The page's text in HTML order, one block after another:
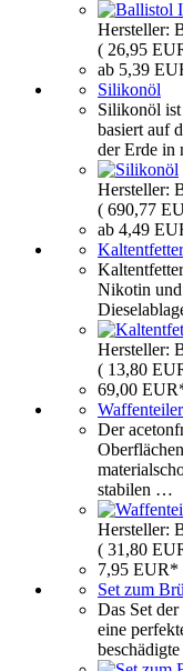
Hersteller:
( 26,95
ab 5,39
Silikonöl
Silikonöl
basiert auf
der Erde in
Hersteller:
( 690,77
ab 4,49
Nikotin und
Hersteller:
( 13,80
69,00
Der
stabilen …
Hersteller:
( 31,80
7,95 EUR*
Set zum
Das Set
eine